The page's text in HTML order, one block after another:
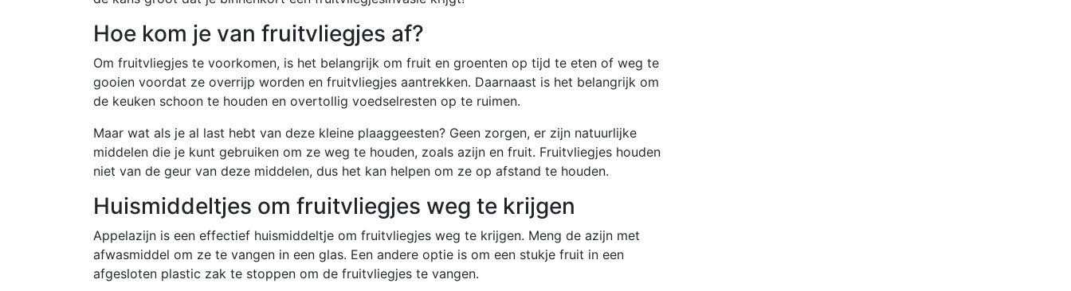
Hoe kom je van fruitvliegjes af?
Om fruitvliegjes te voorkomen, is het belangrijk om fruit en groenten op tijd te eten of weg te
gooien voordat ze overrijp worden en fruitvliegjes aantrekken. Daarnaast is het belangrijk om
de keuken schoon te houden en overtollig voedselresten op te ruimen.
Maar wat als je al last hebt van deze kleine plaaggeesten? Geen zorgen, er zijn natuurlijke
middelen die je kunt gebruiken om ze weg te houden, zoals azijn en fruit. Fruitvliegjes houden
niet van de geur van deze middelen, dus het kan helpen om ze op afstand te houden.
Huismiddeltjes om fruitvliegjes weg te krijgen
Appelazijn is een effectief huismiddeltje om fruitvliegjes weg te krijgen. Meng de azijn met
afwasmiddel om ze te vangen in een glas. Een andere optie is om een stukje fruit in een
afgesloten plastic zak te stoppen om de fruitvliegjes te vangen.